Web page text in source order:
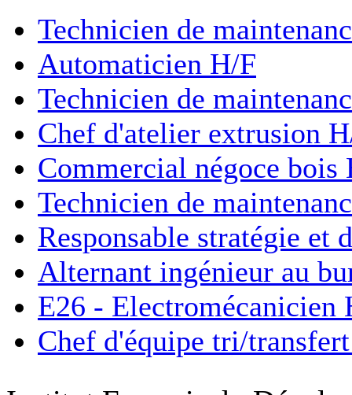
Technicien de
Automaticien H/F
Technicien de
Chef d'atelier extrusion
Commercial négoce bois
Technicien de
Responsable stratégie et
Alternant ingénieur au
E26 - Electromécanicien
Chef d'équipe tri/